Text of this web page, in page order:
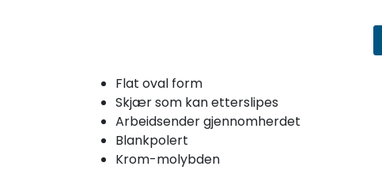
Flat oval form
Skjær som kan etterslipes
Arbeidsender gjennomherdet
Blankpolert
Krom-molybden